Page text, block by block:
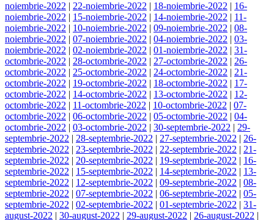
noiembrie-2022 | 22-noiembrie-2022 | 18-noiembrie-2022 | 16-
noiembrie-2022 | 15-noiembrie-2022 | 14-noiembrie-2022 | 11-
noiembrie-2022 | 10-noiembrie-2022 | 09-noiembrie-2022 | 08-
noiembrie-2022 | 07-noiembrie-2022 | 04-noiembrie-2022 | 03-
noiembrie-2022 | 02-noiembrie-2022 | 01-noiembrie-2022 | 31-
octombrie-2022 | 28-octombrie-2022 | 27-octombrie-2022 | 26-
octombrie-2022 | 25-octombrie-2022 | 24-octombrie-2022 | 21-
octombrie-2022 | 19-octombrie-2022 | 18-octombrie-2022 | 17-
octombrie-2022 | 14-octombrie-2022 | 13-octombrie-2022 | 12-
octombrie-2022 | 11-octombrie-2022 | 10-octombrie-2022 | 07-
octombrie-2022 | 06-octombrie-2022 | 05-octombrie-2022 | 04-
octombrie-2022 | 03-octombrie-2022 | 30-septembrie-2022 | 29-
septembrie-2022 | 28-septembrie-2022 | 27-septembrie-2022 | 26-
septembrie-2022 | 23-septembrie-2022 | 22-septembrie-2022 | 21-
septembrie-2022 | 20-septembrie-2022 | 19-septembrie-2022 | 16-
septembrie-2022 | 15-septembrie-2022 | 14-septembrie-2022 | 13-
septembrie-2022 | 12-septembrie-2022 | 09-septembrie-2022 | 08-
septembrie-2022 | 07-septembrie-2022 | 06-septembrie-2022 | 05-
septembrie-2022 | 02-septembrie-2022 | 01-septembrie-2022 | 31-
august-2022 | 30-august-2022 | 29-august-2022 | 26-august-2022 |